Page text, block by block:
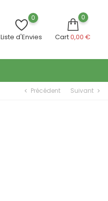
0
Liste d'Envies
0
Cart0,00 €
chevron_left Précédent Suivant chevron_right